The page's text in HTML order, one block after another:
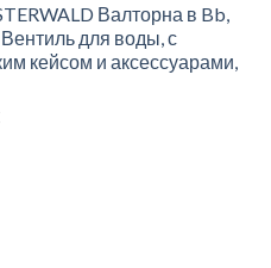
349.99 €.
Валторна в Bb,
для воды, с
кейсом и аксессуарами,